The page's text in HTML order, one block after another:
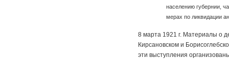
населению губернии,
мерах по ликвидации
8 марта 1921 г. Материалы о
Кирсановском и
эти выступления